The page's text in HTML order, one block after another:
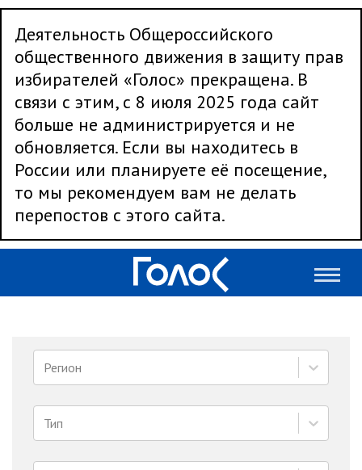
Деятельность Общероссийского
общественного движения в защиту прав
избирателей «Голос» прекращена. В
связи с этим, с 8 июля 2025 года сайт
больше не администрируется и не
обновляется. Если вы находитесь в
России или планируете её посещение,
то мы рекомендуем вам не делать
перепостов с этого сайта.
Регион
Тип